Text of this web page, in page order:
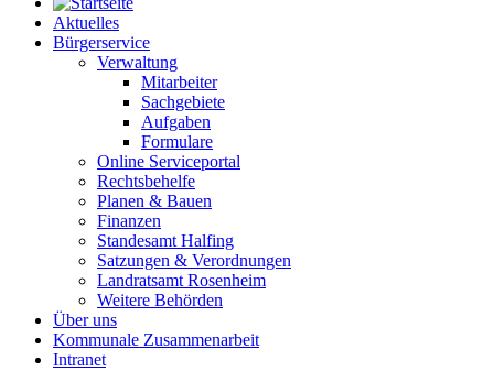
Aktuelles
Bürgerservice
Verwaltung
Mitarbeiter
Sachgebiete
Aufgaben
Formulare
Online Serviceportal
Rechtsbehelfe
Planen & Bauen
Finanzen
Standesamt Halfing
Satzungen & Verordnungen
Landratsamt Rosenheim
Weitere Behörden
Über uns
Kommunale Zusammenarbeit
Intranet